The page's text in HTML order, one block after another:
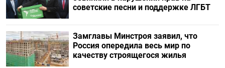
советские песни и поддержке ЛГБТ
Замглавы Минстроя заявил, что
Россия опередила весь мир по
качеству строящегося жилья